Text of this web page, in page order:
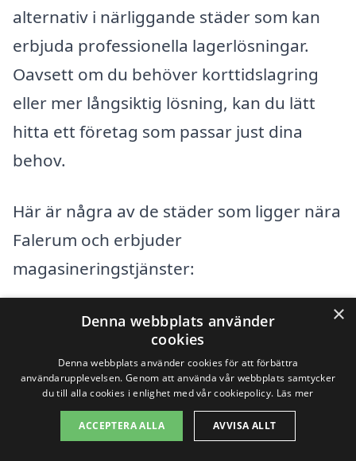
alternativ i närliggande städer som kan
erbjuda professionella lagerlösningar.
Oavsett om du behöver korttidslagring
eller mer långsiktig lösning, kan du lätt
hitta ett företag som passar just dina
behov.
Här är några av de städer som ligger nära
Falerum och erbjuder
magasineringstjänster:
Åtvidaberg
Skedevi
Brokind
Kisa
×
Denna webbplats använder
cookies
Denna webbplats använder cookies för att förbättra
användarupplevelsen. Genom att använda vår webbplats samtycker
du till alla cookies i enlighet med vår cookiepolicy. Läs mer
ACCEPTERA ALLA AVVISA ALLT